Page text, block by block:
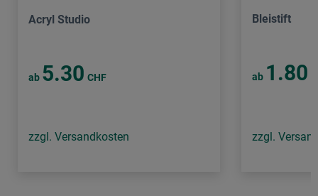
Acryl Studio
ab 5.30 CHF
zzgl. Versandkosten
Bleistift
ab 1.80
zzgl.